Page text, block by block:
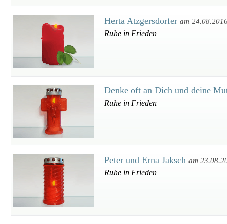
Herta Atzgersdorfer am
Ruhe in Frieden
Denke oft an Dich und deine
Ruhe in Frieden
Peter und Erna Jaksch am
Ruhe in Frieden